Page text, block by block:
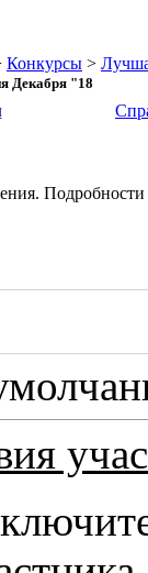
Конкурсы >
Декабря "18